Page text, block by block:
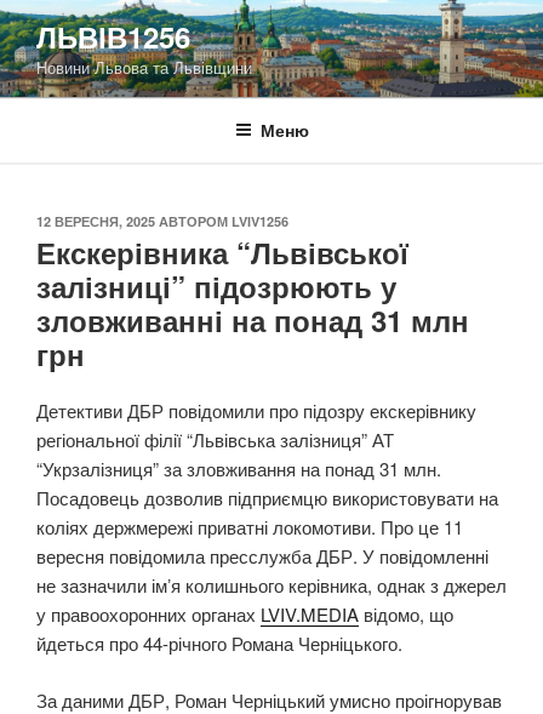
Перейти
до
вмісту
ЛЬВІВ1256
Новини Львова та Львівщини
Меню
ОПУБЛІКОВАНО
12 ВЕРЕСНЯ, 2025 АВТОРОМ LVIV1256
Екскерівника “Львівської
залізниці” підозрюють у
зловживанні на понад 31 млн
грн
Детективи ДБР повідомили про підозру екскерівнику
регіональної філії “Львівська залізниця” АТ
“Укрзалізниця” за зловживання на понад 31 млн.
Посадовець дозволив підприємцю використовувати на
коліях держмережі приватні локомотиви. Про це 11
вересня повідомила пресслужба ДБР. У повідомленні
не зазначили імʼя колишнього керівника, однак з джерел
у правоохоронних органах LVIV.MEDIA відомо, що
йдеться про 44-річного Романа Черніцького.
За даними ДБР, Роман Черніцький умисно проігнорував